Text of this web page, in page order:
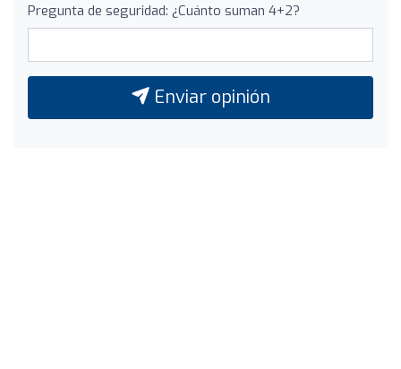
Pregunta de seguridad: ¿Cuánto suman 4+2?
Enviar opinión